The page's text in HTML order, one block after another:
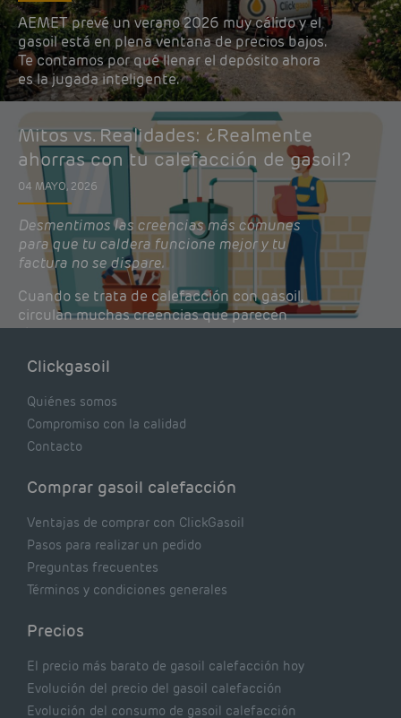
AEMET prevé un verano 2026 muy cálido y el
gasoil está en plena ventana de precios bajos.
Te contamos por qué llenar el depósito ahora
es la jugada inteligente.
Mitos vs. Realidades: ¿Realmente
ahorras con tu calefacción de gasoil?
04 MAYO, 2026
Desmentimos las creencias más comunes
para que tu caldera funcione mejor y tu
factura no se dispare.
Cuando se trata de calefacción con gasoil,
circulan muchas creencias que parecen
lógicas pero que, en realidad, pueden estar
de tu caldera. Pocas se contrastan con lo que
Clickgasoil
Quiénes somos
Compromiso con la calidad
Contacto
Comprar gasoil calefacción
Ventajas de comprar con ClickGasoil
Pasos para realizar un pedido
Preguntas frecuentes
Términos y condiciones generales
Precios
El precio más barato de gasoil calefacción hoy
Evolución del precio del gasoil calefacción
Evolución del consumo de gasoil calefacción